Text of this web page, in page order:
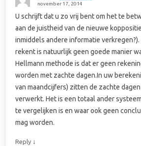
november 17, 2014
U schrijft dat u zo vrij bent om het te
aan de juistheid van de nieuwe
inmiddels andere informatie verkregen?).
rekent is natuurlijk geen goede manier
Hellmann methode is dat er geen
worden met zachte dagen.In uw
van maandcijfers) zitten de zachte
verwerkt. Het is een totaal ander
te vergelijken is en waar ook geen
mag worden.
Reply ↓